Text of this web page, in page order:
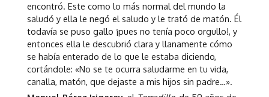
encontró. Este como lo más normal del mundo la
saludó y ella le negó el saludo y le trató de matón. Él
todavía se puso gallo ¡pues no tenía poco orgullo!, y
entonces ella le descubrió clara y llanamente cómo
se había enterado de lo que le estaba diciendo,
cortándole: «No se te ocurra saludarme en tu vida,
canalla, matón, que dejaste a mis hijos sin padre…».